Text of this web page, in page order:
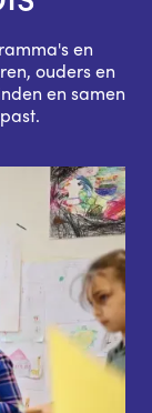
en
ouders en
en samen